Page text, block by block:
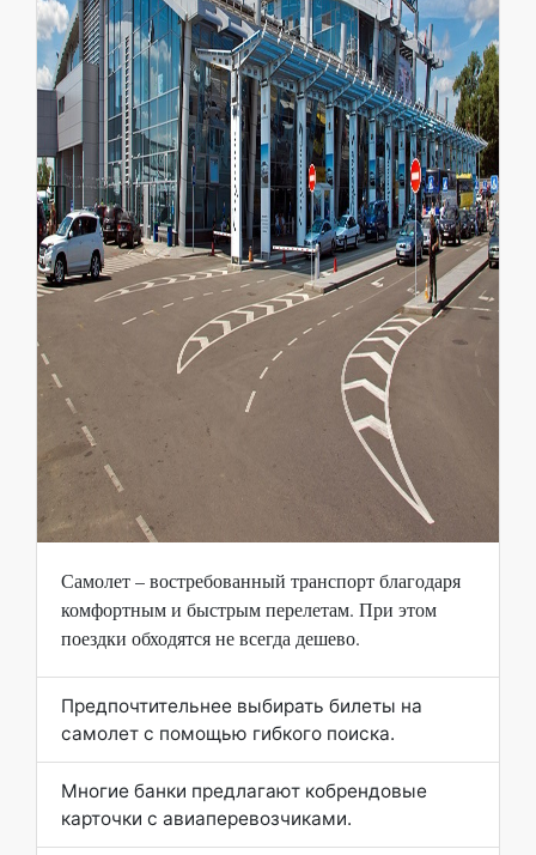
Самолет – востребованный транспорт благодаря
комфортным и быстрым перелетам. При этом
поездки обходятся не всегда дешево.
Предпочтительнее выбирать билеты на
самолет с помощью гибкого поиска.
Многие банки предлагают кобрендовые
карточки с авиаперевозчиками.